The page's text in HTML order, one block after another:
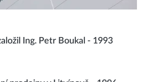
Ing. Petr Boukal - 1993